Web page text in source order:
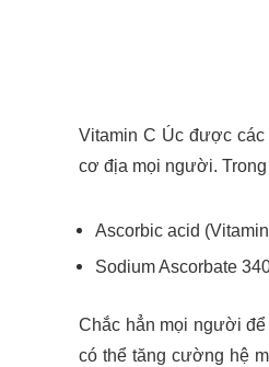
Vitamin C Úcđược các
cơ địa mọi người.
Ascorbic acid
Sodium Ascorbate
Chắc hẳn mọi người
có thể tăng cường hệ